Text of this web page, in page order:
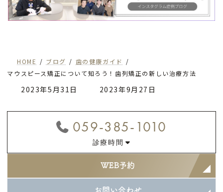
HOME ブログ
歯の健康ガイド
マウスピース矯正について知ろう！歯列矯正の新しい治療方法
2023年5月31日
最
新
日
2023年9月27日
059-385-1010
診療時間
WEB予約
お問い合わせ